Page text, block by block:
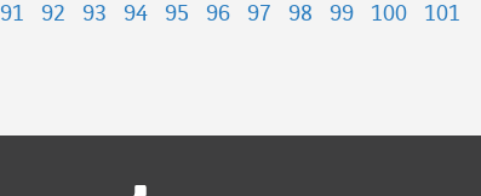
91 92 93 94 95 96 97 98 99 100 101